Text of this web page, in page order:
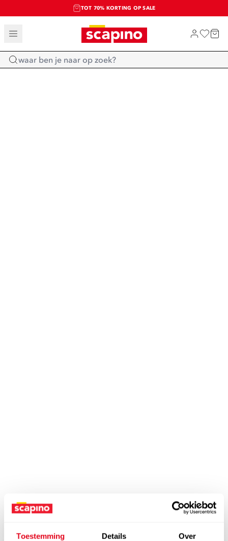
Toestemming Details Over
TOT 70% KORTING OP SALE
SALE: LAATSTE KANS!
SHOP NIEUW
Home